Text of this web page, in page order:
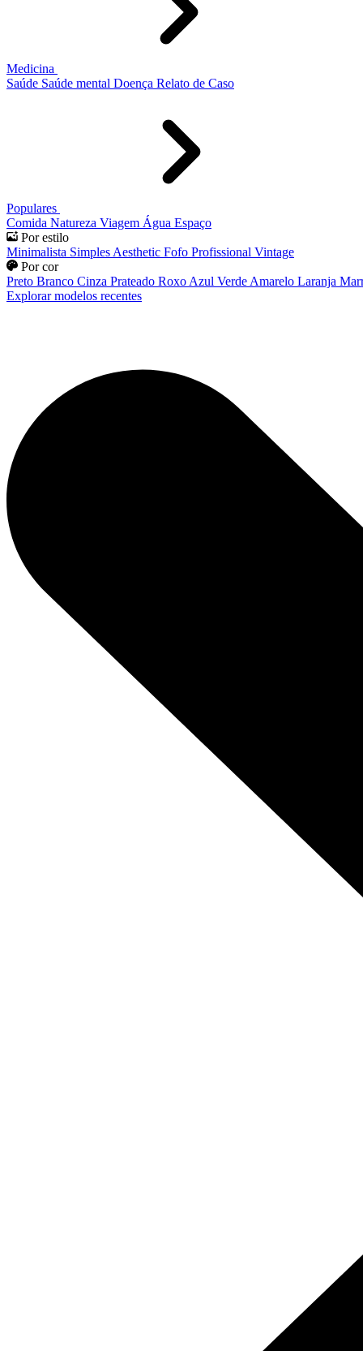
Medicina
Saúde Saúde mental Doença Relato de Caso
Populares
Comida Natureza Viagem Água Espaço
Por estilo
Minimalista Simples Aesthetic Fofo Profissional Vintage
Por cor
Preto Branco Cinza Prateado Roxo Azul Verde Amarelo Laranja
Explorar modelos recentes